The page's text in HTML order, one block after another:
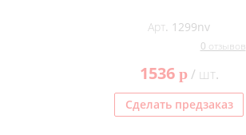
Арт. 1299nv
0 отзывов
1536 p/ шт.
Сделать предзаказ